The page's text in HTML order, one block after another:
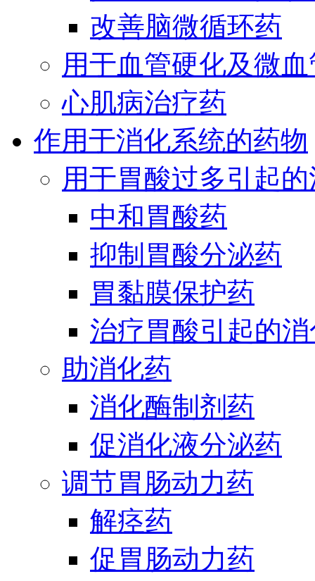
改善脑微循环药
用于血管硬化及微
心肌病治疗药
作用于消化系统的药物
用于胃酸过多引起
中和胃酸药
抑制胃酸分泌药
胃黏膜保护药
治疗胃酸引起的
助消化药
消化酶制剂药
促消化液分泌药
调节胃肠动力药
解痉药
促胃肠动力药